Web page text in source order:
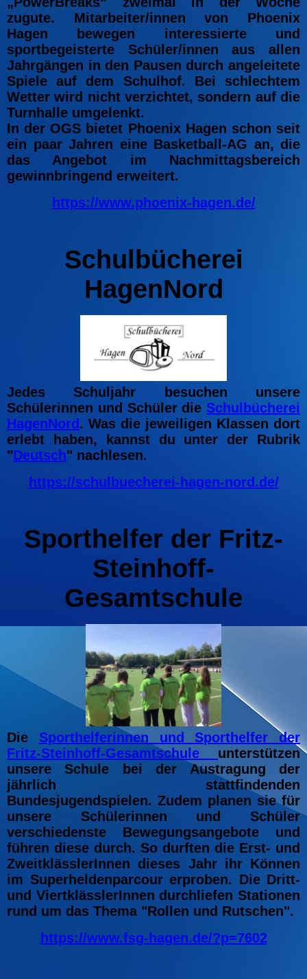
zugute. Mitarbeiter/innen von Phoenix
Hagen bewegen interessierte und
sportbegeisterte Schüler/innen aus allen
Jahrgängen in den Pausen durch angeleitete
Spiele auf dem Schulhof. Bei schlechtem
Wetter wird nicht verzichtet, sondern auf die
Turnhalle umgelenkt.
In der OGS bietet Phoenix Hagen schon seit
ein paar Jahren eine Basketball-AG an, die
das Angebot im Nachmittagsbereich
gewinnbringend erweitert.
https://www.phoenix-hagen.de/
Schulbücherei
HagenNord
Jedes Schuljahr besuchen unsere
Schülerinnen und Schüler die Schulbücherei
HagenNord. Was die jeweiligen Klassen dort
erlebt haben, kannst du unter der Rubrik
"Deutsch" nachlesen.
https://schulbuecherei-hagen-nord.de/
Sporthelfer der Fritz-
Steinhoff-
Gesamtschule
Die Sporthelferinnen und Sporthelfer der
Fritz-Steinhoff-Gesamtschule unterstützen
unsere Schule bei der Austragung der
jährlich stattfindenden
Bundesjugendspielen. Zudem planen sie für
unsere Schülerinnen und Schüler
verschiedenste Bewegungsangebote und
führen diese durch. So durften die Erst- und
ZweitklässlerInnen dieses Jahr ihr Können
im Superheldenparcour erproben. Die Dritt-
und ViertklässlerInnen durchliefen Stationen
rund um das Thema "Rollen und Rutschen".
https://www.fsg-hagen.de/?p=7602